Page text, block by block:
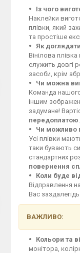
Із чого
Наклейки
плівки, який
та простіше
Як
Вінілова
служить довгі
засоби, крім
Чи можна
Команда нашого
іншим
задумане!
передоплатою
Чи можливо
Усі плівки
таки бувають
стандартних
повернення
Коли буде
Відправлення
Вас
ВАЖЛИВО:
Кольори та
монітора,